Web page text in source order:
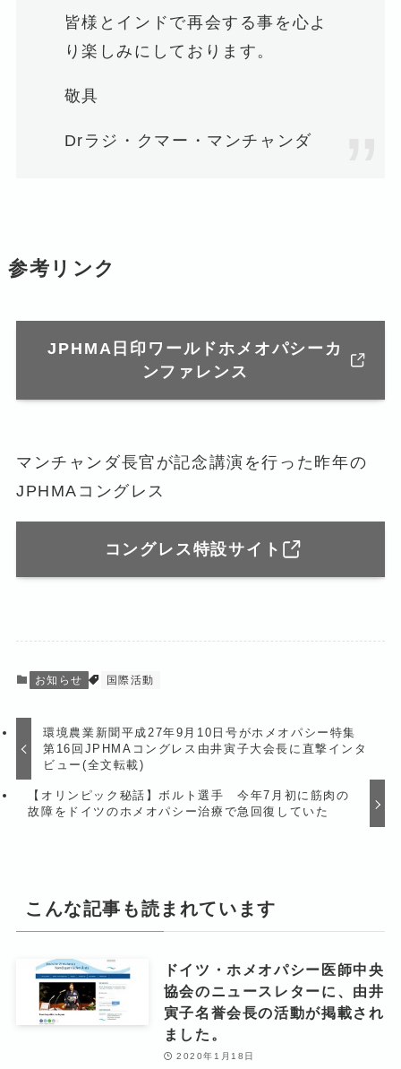
皆様とインドで再会する事を心よ
り楽しみにしております。
敬具
Drラジ・クマー・マンチャンダ
参考リンク
JPHMA日印ワールドホメオパシーカ
ンファレンス
マンチャンダ長官が記念講演を行った昨年の
JPHMAコングレス
コングレス特設サイト
お知らせ 国際活動
環境農業新聞平成27年9月10日号がホメオパシー特集
第16回JPHMAコングレス由井寅子大会長に直撃インタ
ビュー(全文転載)
【オリンピック秘話】ボルト選手 今年7月初に筋肉の
故障をドイツのホメオパシー治療で急回復していた
こんな記事も読まれています
ドイツ・ホメオパシー医師中央
協会のニュースレターに、由井
寅子名誉会長の活動が掲載され
ました。
2020年1月18日